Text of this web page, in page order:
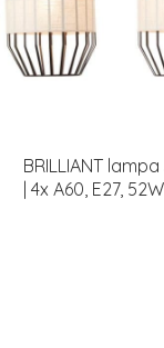
BRILLIANT
| 4x A60, E27,